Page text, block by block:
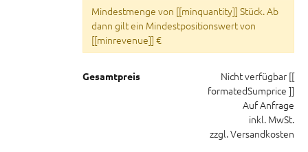
Mindestmenge von [[minquantity]] Stück. Ab
dann gilt ein Mindestpositionswert von
[[minrevenue]] €
Gesamtpreis Nicht verfügbar [[
formatedSumprice ]]
Auf Anfrage
inkl. MwSt.
zzgl. Versandkosten